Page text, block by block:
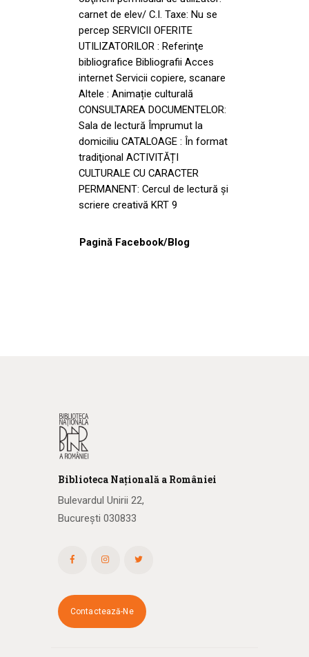
carnet de elev/ C.I. Taxe: Nu se
percep SERVICII OFERITE
UTILIZATORILOR : Referinţe
bibliografice Bibliografii Acces
internet Servicii copiere, scanare
Altele : Animație culturală
CONSULTAREA DOCUMENTELOR:
Sala de lectură Împrumut la
domiciliu CATALOAGE : În format
tradiţional ACTIVITĂȚI
CULTURALE CU CARACTER
PERMANENT: Cercul de lectură și
scriere creativă KRT 9
Pagină Facebook/Blog
Biblioteca Națională a României
Bulevardul Unirii 22,
București 030833
Contactează-Ne